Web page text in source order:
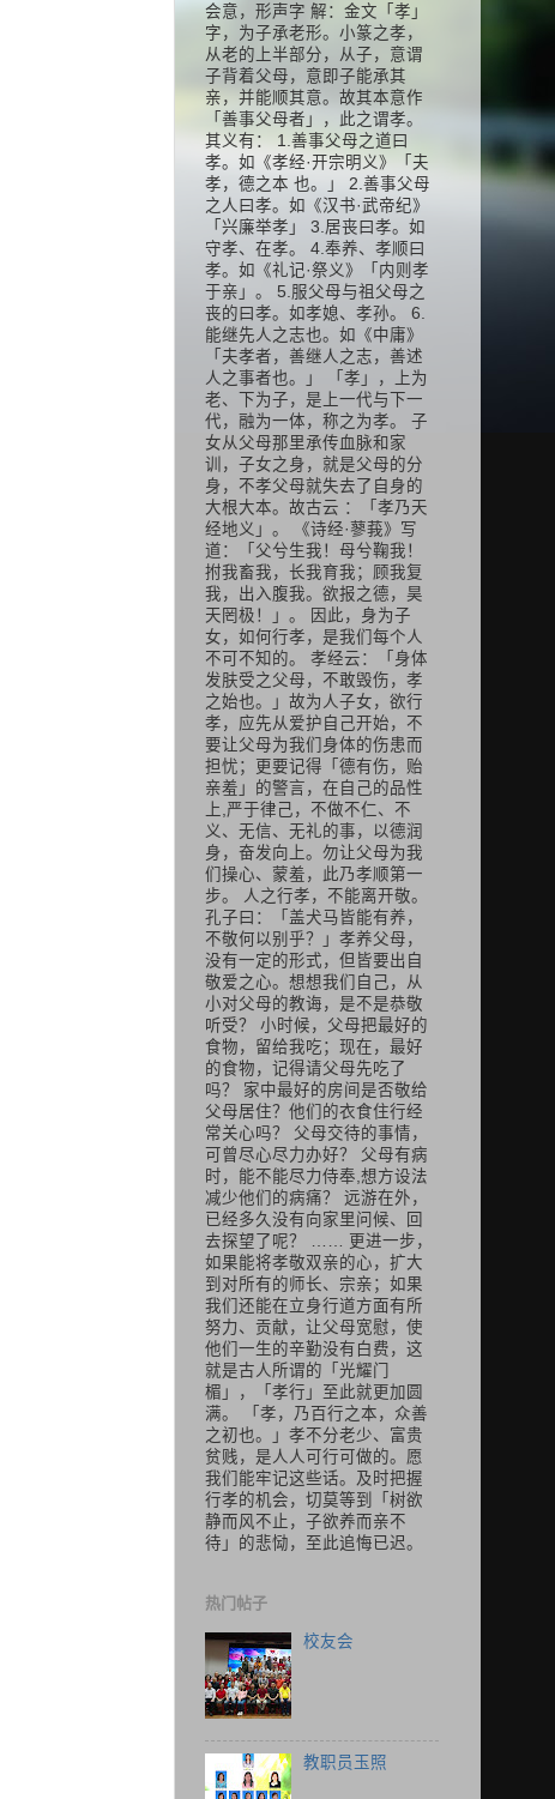
会意，形声字 解：金文「孝」
字，为子承老形。小篆之孝，
从老的上半部分，从子，意谓
子背着父母，意即子能承其
亲，并能顺其意。故其本意作
「善事父母者」，此之谓孝。
其义有： 1.善事父母之道曰
孝。如《孝经·开宗明义》「夫
孝，德之本 也。」 2.善事父母
之人曰孝。如《汉书·武帝纪》
「兴廉举孝」 3.居丧曰孝。如
守孝、在孝。 4.奉养、孝顺曰
孝。如《礼记·祭义》「内则孝
于亲」。 5.服父母与祖父母之
丧的曰孝。如孝媳、孝孙。 6.
能继先人之志也。如《中庸》
「夫孝者，善继人之志，善述
人之事者也。」 「孝」，上为
老、下为子，是上一代与下一
代，融为一体，称之为孝。 子
女从父母那里承传血脉和家
训，子女之身，就是父母的分
身，不孝父母就失去了自身的
大根大本。故古云 ：「孝乃天
经地义」。 《诗经·蓼莪》写
道：「父兮生我！母兮鞠我！
拊我畜我，长我育我；顾我复
我，出入腹我。欲报之德，昊
天罔极！」。 因此，身为子
女，如何行孝，是我们每个人
不可不知的。 孝经云：「身体
发肤受之父母，不敢毁伤，孝
之始也。」故为人子女，欲行
孝，应先从爱护自己开始，不
要让父母为我们身体的伤患而
担忧；更要记得「德有伤，贻
亲羞」的警言，在自己的品性
上,严于律己，不做不仁、不
义、无信、无礼的事，以德润
身，奋发向上。勿让父母为我
们操心、蒙羞，此乃孝顺第一
步。 人之行孝，不能离开敬。
孔子曰：「盖犬马皆能有养，
不敬何以别乎？」孝养父母，
没有一定的形式，但皆要出自
敬爱之心。想想我们自己，从
小对父母的教诲，是不是恭敬
听受？ 小时候，父母把最好的
食物，留给我吃；现在，最好
的食物，记得请父母先吃了
吗？ 家中最好的房间是否敬给
父母居住？他们的衣食住行经
常关心吗？ 父母交待的事情，
可曾尽心尽力办好？ 父母有病
时，能不能尽力侍奉,想方设法
减少他们的病痛？ 远游在外，
已经多久没有向家里问候、回
去探望了呢？ …… 更进一步，
如果能将孝敬双亲的心，扩大
到对所有的师长、宗亲；如果
我们还能在立身行道方面有所
努力、贡献，让父母宽慰，使
他们一生的辛勤没有白费，这
就是古人所谓的「光耀门
楣」，「孝行」至此就更加圆
满。 「孝，乃百行之本，众善
之初也。」孝不分老少、富贵
贫贱，是人人可行可做的。愿
我们能牢记这些话。及时把握
行孝的机会，切莫等到「树欲
静而风不止，子欲养而亲不
待」的悲恸，至此追悔已迟。
热门帖子
校友会
教职员玉照